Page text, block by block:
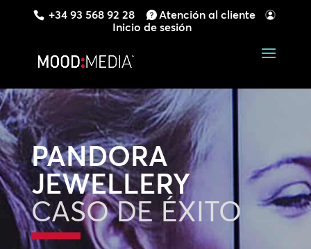
+34 93 568 92 28
Atención al cliente
Inicio de sesión
PANDORA
JEWELLERY
CASO DE ÉXITO